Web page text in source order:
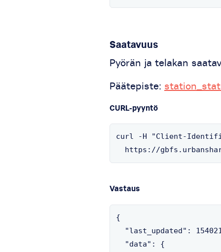
Saatavuus
Pyörän ja telakan
Päätepiste:
CURL-pyyntö
curl -H "Client-
https://
Vastaus
{
"last_updated":
  "data": {